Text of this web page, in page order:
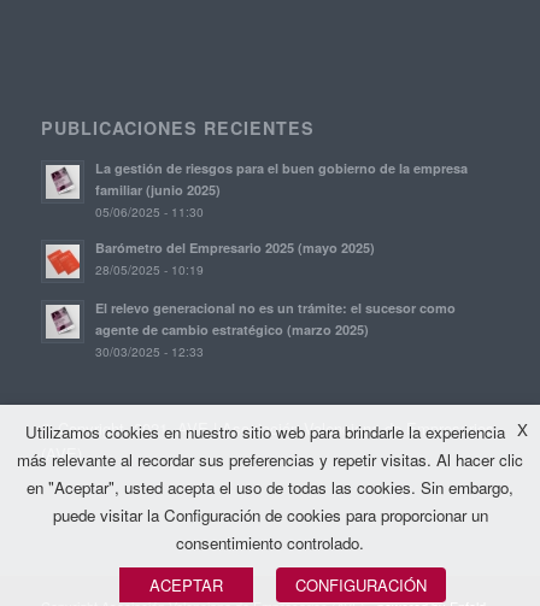
PUBLICACIONES RECIENTES
La gestión de riesgos para el buen gobierno de la empresa
familiar (junio 2025)
05/06/2025 - 11:30
Barómetro del Empresario 2025 (mayo 2025)
28/05/2025 - 10:19
El relevo generacional no es un trámite: el sucesor como
agente de cambio estratégico (marzo 2025)
30/03/2025 - 12:33
© Copyright, 2021. AVE | Asociación Valenciana de Empresarios
(AVE)
X
Utilizamos cookies en nuestro sitio web para brindarle la experiencia
más relevante al recordar sus preferencias y repetir visitas. Al hacer clic
en "Aceptar", usted acepta el uso de todas las cookies. Sin embargo,
puede visitar la Configuración de cookies para proporcionar un
consentimiento controlado.
ACEPTAR
CONFIGURACIÓN